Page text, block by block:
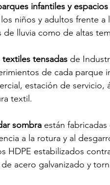
superficies para
infantiles y
niños y adultos frente a
lluvia como de altas
textiles tensadas de
de cada parque
estación de servicio,
textil.
sombra están
a la rotura y al
HDPE estabilizados
acero galvanizado y